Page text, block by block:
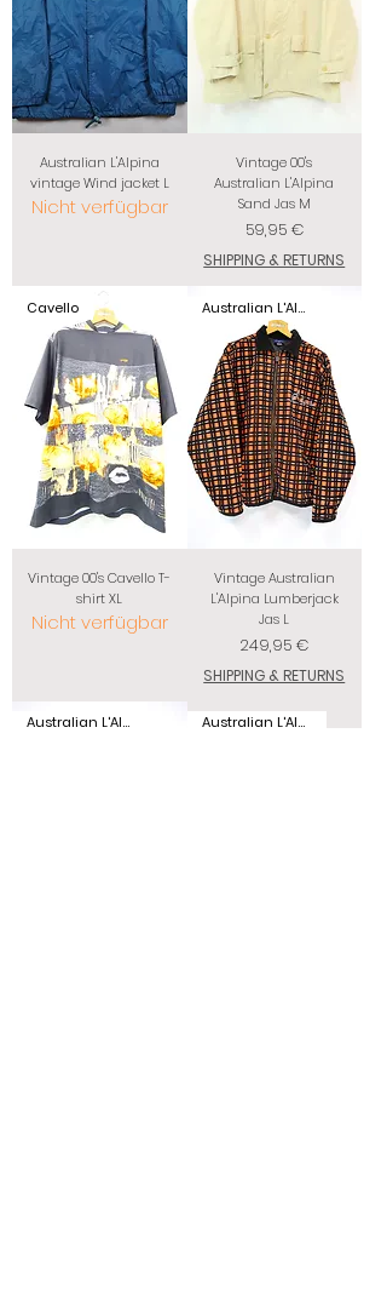
Australian L'Alpina
vintage Wind jacket L
Nicht verfügbar
Vintage 00's
Australian L'Alpina
Sand Jas M
Preis
59,95 €
SHIPPING & RETURNS
Cavello
Vintage 00's Cavello T-
shirt XL
Nicht verfügbar
Australian L'Alpina
Vintage Australian
L'Alpina Lumberjack
Jas L
Preis
249,95 €
SHIPPING & RETURNS
Australian L'Alpina Australian L'Alpina